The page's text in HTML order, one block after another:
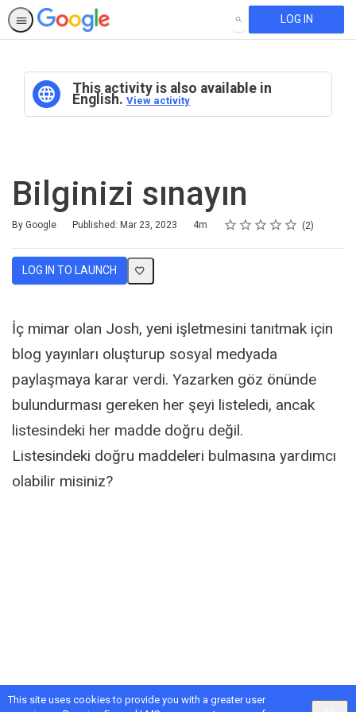
This site uses cookies to provide you with a greater user
SEARCH LOG IN
This activity is also available in
English. View activity
Bilginizi sınayın
By Google Published: Mar 23, 2023
Duration 4m Rating
1 star
2 stars
3 stars
4 stars
5 stars
Average rating: 5.0 2
2 reviews
LOG IN TO LAUNCH
İç mimar olan Josh, yeni işletmesini tanıtmak için
blog yayınları oluşturup sosyal medyada
paylaşmaya karar verdi. Yazarken göz önünde
bulundurması gereken her şeyi listeledi, ancak
listesindeki her madde doğru değil.
Listesindeki doğru maddeleri bulmasına yardımcı
olabilir misiniz?